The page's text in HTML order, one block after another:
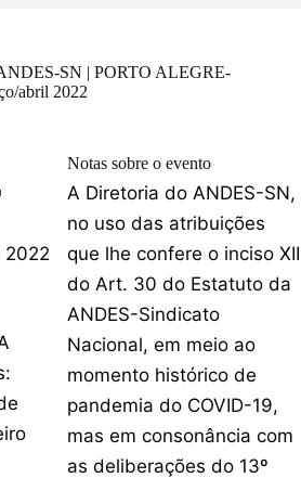
SN | PORTO ALEGRE-
abril 2022
2022
Notas sobre o evento
A Diretoria do ANDES-SN,
no uso das atribuições
que lhe confere o inciso XII
do Art. 30 do Estatuto da
ANDES-Sindicato
Nacional, em meio ao
momento histórico de
pandemia do COVID-19,
mas em consonância com
as deliberações do 13º